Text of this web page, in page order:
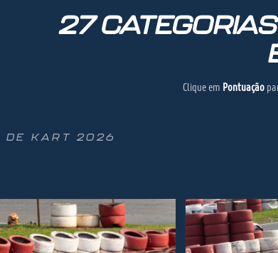
27
Clique em Pontuação
DE KART 2026